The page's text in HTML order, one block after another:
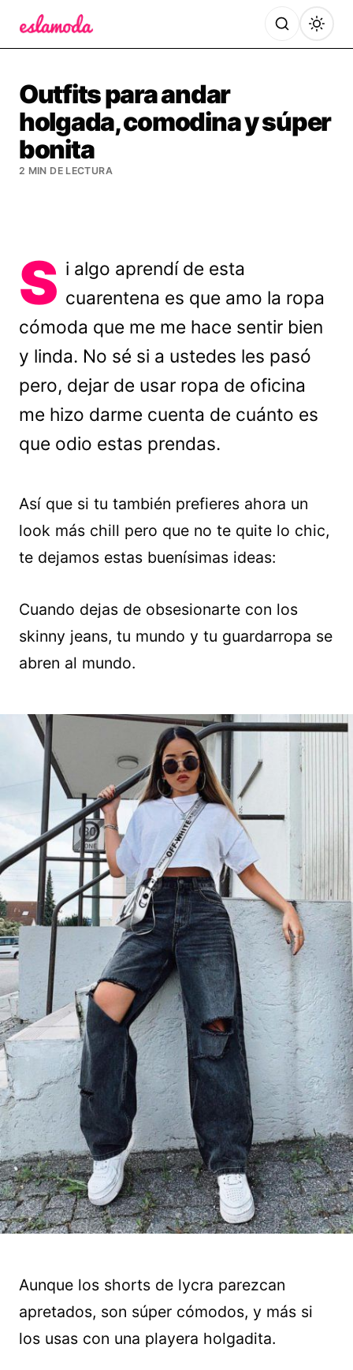
Outfits para andar
holgada, comodina y súper
bonita
2 MIN DE LECTURA
S i algo aprendí de esta
cuarentena es que amo la ropa
cómoda que me me hace sentir bien
y linda. No sé si a ustedes les pasó
pero, dejar de usar ropa de oficina
me hizo darme cuenta de cuánto es
que odio estas prendas.
Así que si tu también prefieres ahora un
look más chill pero que no te quite lo chic,
te dejamos estas buenísimas ideas:
Cuando dejas de obsesionarte con los
skinny jeans, tu mundo y tu guardarropa se
abren al mundo.
Aunque los shorts de lycra parezcan
apretados, son súper cómodos, y más si
los usas con una playera holgadita.